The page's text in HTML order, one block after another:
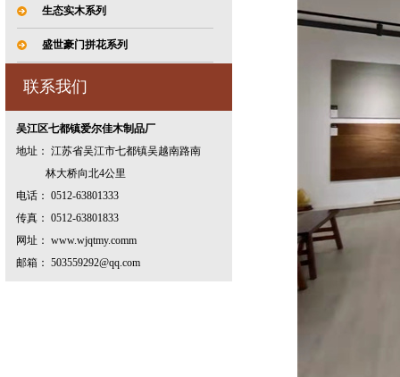
生态实木系列
盛世豪门拼花系列
联系我们
吴江区七都镇爱尔佳木制品厂
地址： 江苏省吴江市七都镇吴越南路南
林大桥向北4公里
电话： 0512-63801333
传真： 0512-63801833
网址： www.wjqtmy.comm
邮箱： 503559292@qq.com